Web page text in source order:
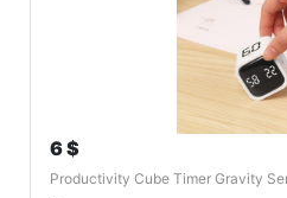
6 $
Productivity Cube Timer Gravity